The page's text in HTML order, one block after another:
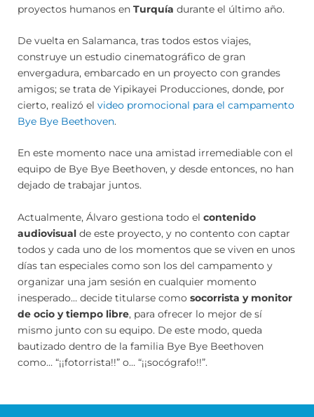
proyectos humanos en Turquía durante el último año.
De vuelta en Salamanca, tras todos estos viajes,
construye un estudio cinematográfico de gran
envergadura, embarcado en un proyecto con grandes
amigos; se trata de Yipikayei Producciones, donde, por
cierto, realizó el video promocional para el campamento
Bye Bye Beethoven.
En este momento nace una amistad irremediable con el
equipo de Bye Bye Beethoven, y desde entonces, no han
dejado de trabajar juntos.
Actualmente, Álvaro gestiona todo el contenido
audiovisual de este proyecto, y no contento con captar
todos y cada uno de los momentos que se viven en unos
días tan especiales como son los del campamento y
organizar una jam sesión en cualquier momento
inesperado… decide titularse como socorrista y monitor
de ocio y tiempo libre, para ofrecer lo mejor de sí
mismo junto con su equipo. De este modo, queda
bautizado dentro de la familia Bye Bye Beethoven
como… “¡¡fotorrista!!” o… “¡¡socógrafo!!”.